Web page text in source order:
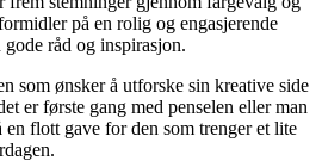
på en rolig og engasjerende
råd og inspirasjon.
som ønsker å utforske sin kreative side
er første gang med penselen eller man
flott gave for den som trenger et lite